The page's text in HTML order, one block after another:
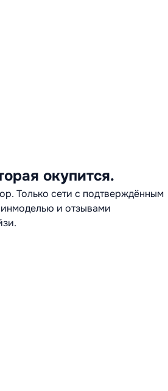
окупится.
Только сети с подтверждённым
и отзывами